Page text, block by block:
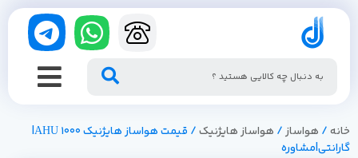
خانه/ هواساز/ هواساز هایژنیک
/ قیمت هواساز هایژنیک 1000 AHU|
گارانتی|مشاوره